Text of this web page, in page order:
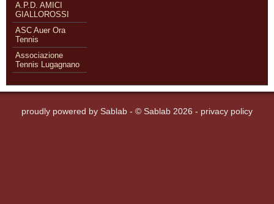
A.P.D. AMICI
GIALLOROSSI
ASC Auer Ora
Tennis
Associazione
Tennis Lugagnano
proudly powered by Sablab - © Sablab 2026 - privacy policy